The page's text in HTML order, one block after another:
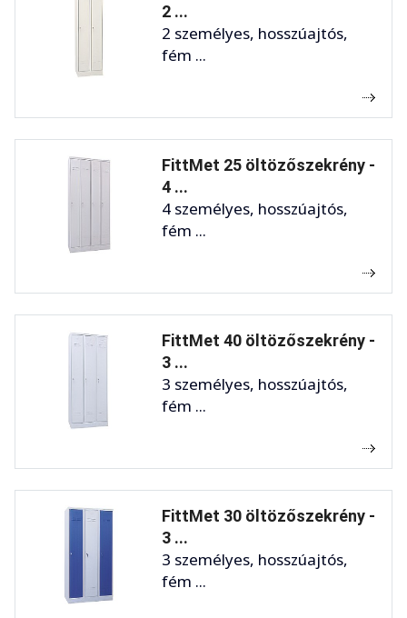
2 ...
2 személyes, hosszúajtós,
fém ...
FittMet 25 öltözőszekrény -
4 ...
4 személyes, hosszúajtós,
fém ...
FittMet 40 öltözőszekrény -
3 ...
3 személyes, hosszúajtós,
fém ...
FittMet 30 öltözőszekrény -
3 ...
3 személyes, hosszúajtós,
fém ...